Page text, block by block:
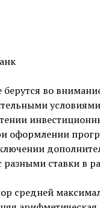
берутся во
оформлении
разными ставки в
средней